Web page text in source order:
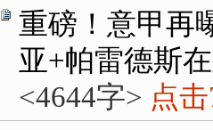
重磅！意甲再
亚+帕雷德斯
<4644字> 点